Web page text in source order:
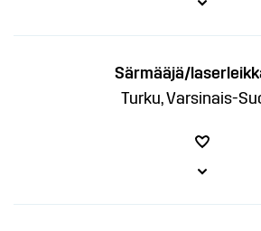
Särmääjä/
Turku, Varsinais-